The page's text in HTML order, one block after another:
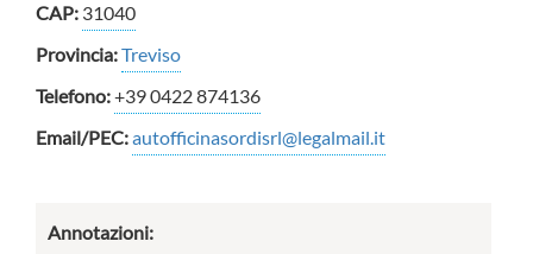
CAP: 31040
Provincia:Treviso
Telefono:+39 0422 874136
Email/PEC:autofficinasordisrl@legalmail.it
Annotazioni: